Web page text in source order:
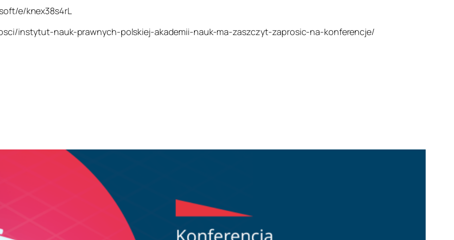
e/knex38s4rL
instytut-nauk-prawnych-polskiej-akademii-nauk-ma-zaszczyt-zaprosic-na-konferencje/